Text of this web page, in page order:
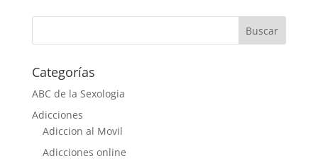
Categorías
ABC de la Sexologia
Adicciones
Adiccion al Movil
Adicciones online